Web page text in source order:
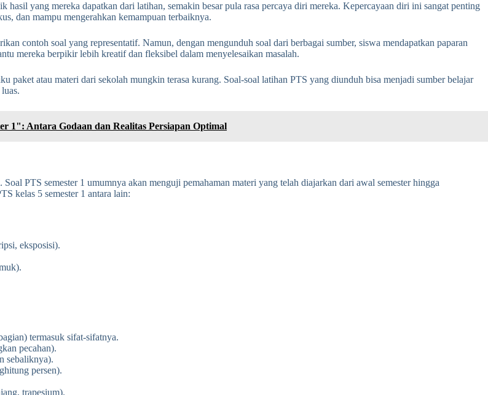
hasil yang mereka dapatkan dari latihan, semakin besar pula rasa percaya diri mereka. Kepercayaan diri ini sangat penting
dan mampu mengerahkan kemampuan terbaiknya.
contoh soal yang representatif. Namun, dengan mengunduh soal dari berbagai sumber, siswa mendapatkan paparan
mereka berpikir lebih kreatif dan fleksibel dalam menyelesaikan masalah.
paket atau materi dari sekolah mungkin terasa kurang. Soal-soal latihan PTS yang diunduh bisa menjadi sumber belajar
1": Antara Godaan dan Realitas Persiapan Optimal
PTS semester 1 umumnya akan menguji pemahaman materi yang telah diajarkan dari awal semester hingga
kelas 5 semester 1 antara lain:
eksposisi).
termasuk sifat-sifatnya.
pecahan).
sebaliknya).
persen).
trapesium).